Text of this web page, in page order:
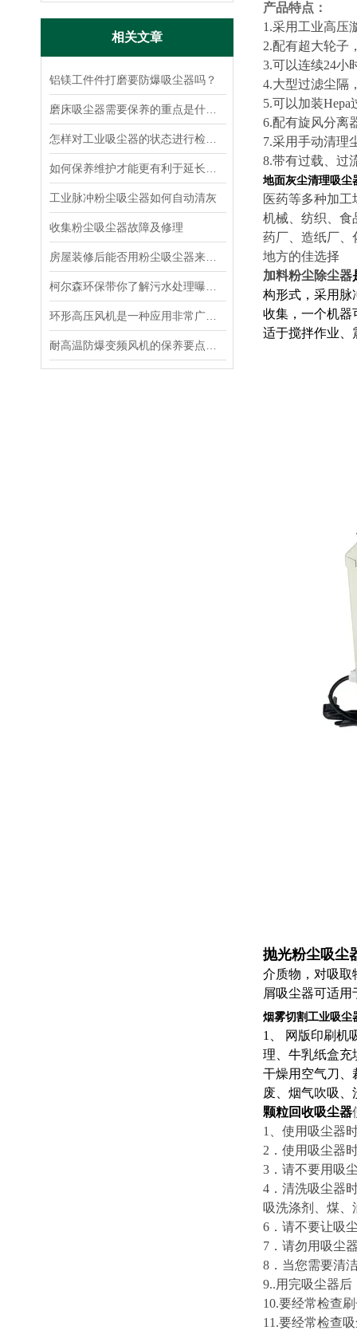
相关文章
铝镁工件件打磨要防爆吸尘器吗？
工业脉冲粉尘吸尘器如何自动清灰
收集粉尘吸尘器故障及修理
产品特点：
1.采用工业高压
2.配有超大轮子
3.可以连续24小
4.大型过滤尘隔
5.可以加装Hepa
6.配有旋风分离
7.采用手动清理
8.带有过载、过
地面灰尘清理吸尘
医药等多种加
机械、纺织、食
药厂、造纸厂、
地方的佳选择
加料粉尘除尘器
构形式，采用脉
收集，一个机器
适于搅拌作业、
抛光粉尘吸尘
介质物，对吸取
屑吸尘器可适用
烟雾切割工业吸尘
1、 网版印刷机
理、牛乳纸盒充
干燥用空气刀、
废、烟气吹吸
颗粒回收吸尘器
1、使用吸尘器
2．使用吸尘器
3．请不要用吸
4．清洗吸尘器
吸洗涤剂、煤
6．请不要让吸
7．请勿用吸尘
8．当您需要清
9..用完吸尘器
10.要经常检查
11.要经常检查